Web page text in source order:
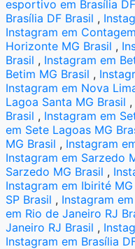
esportivo em Brasília
Brasília DF Brasil ,
Instagram em
Horizonte MG Brasil ,
Brasil , Instagram em
Betim MG Brasil ,
Instagram em Nova
Lagoa Santa MG Brasil ,
Brasil , Instagram em
em Sete Lagoas MG
MG Brasil , Instagram
Instagram em Sarzedo
Sarzedo MG Brasil ,
Instagram em Ibirité MG
SP Brasil , Instagram
em Rio de Janeiro RJ
Janeiro RJ Brasil ,
Instagram em Brasília